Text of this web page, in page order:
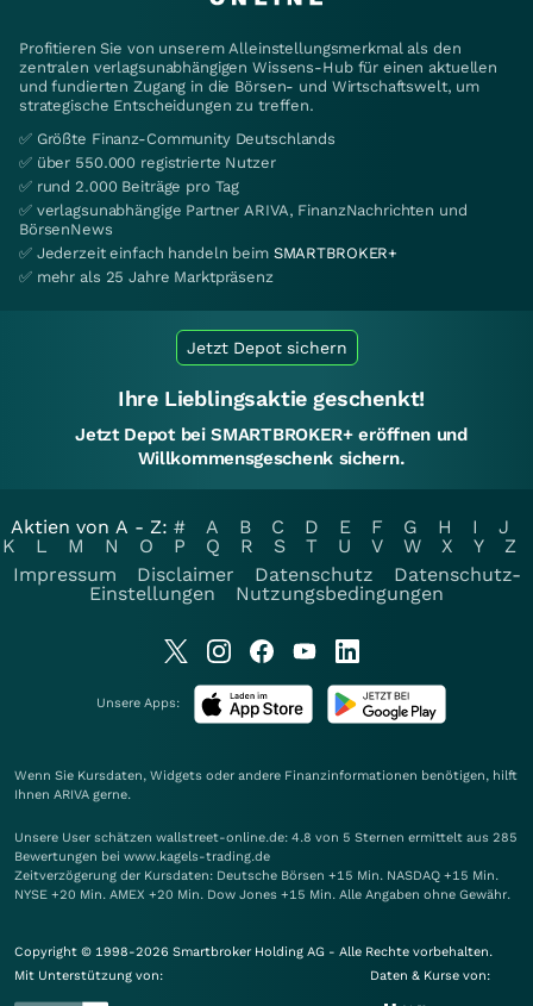
Profitieren Sie von unserem Alleinstellungsmerkmal als den
zentralen verlagsunabhängigen Wissens-Hub für einen aktuellen
und fundierten Zugang in die Börsen- und Wirtschaftswelt, um
strategische Entscheidungen zu treffen.
✅ Größte Finanz-Community Deutschlands
✅ über 550.000 registrierte Nutzer
✅ rund 2.000 Beiträge pro Tag
✅ verlagsunabhängige Partner ARIVA, FinanzNachrichten und
BörsenNews
✅ Jederzeit einfach handeln beim SMARTBROKER+
✅ mehr als 25 Jahre Marktpräsenz
Jetzt Depot sichern
Ihre Lieblingsaktie geschenkt!
Jetzt Depot bei SMARTBROKER+ eröffnen und
Willkommensgeschenk sichern.
Aktien von A - Z: # A B C D E F G H I
J
K
L M N O P Q R S T U V W X Y
Z
Impressum
Disclaimer Datenschutz
Datenschutz-
Einstellungen
Nutzungsbedingungen
Unsere Apps:
Wenn Sie Kursdaten, Widgets oder andere Finanzinformationen benötigen, hilft
Ihnen ARIVA gerne.
Unsere User schätzen wallstreet-online.de: 4.8 von 5 Sternen ermittelt aus 285
Bewertungen bei www.kagels-trading.de
Zeitverzögerung der Kursdaten: Deutsche Börsen +15 Min. NASDAQ +15 Min.
NYSE +20 Min. AMEX +20 Min. Dow Jones +15 Min. Alle Angaben ohne Gewähr.
Copyright © 1998-2026 Smartbroker Holding AG - Alle Rechte vorbehalten.
Mit Unterstützung von:
Daten & Kurse von: